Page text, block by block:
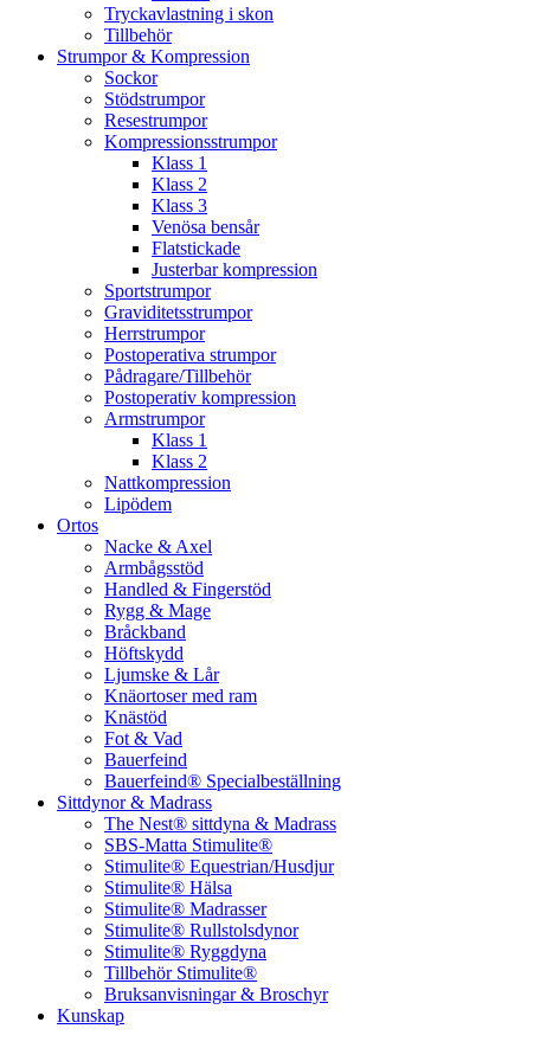
Tryckavlastning i skon
Tillbehör
Strumpor & Kompression
Sockor
Stödstrumpor
Resestrumpor
Kompressionsstrumpor
Klass 1
Klass 2
Klass 3
Venösa bensår
Flatstickade
Justerbar kompression
Sportstrumpor
Graviditetsstrumpor
Herrstrumpor
Postoperativa strumpor
Pådragare/Tillbehör
Postoperativ kompression
Armstrumpor
Klass 1
Klass 2
Nattkompression
Lipödem
Ortos
Nacke & Axel
Armbågsstöd
Handled & Fingerstöd
Rygg & Mage
Bråckband
Höftskydd
Ljumske & Lår
Knäortoser med ram
Knästöd
Fot & Vad
Bauerfeind
Bauerfeind® Specialbeställning
Sittdynor & Madrass
The Nest® sittdyna & Madrass
SBS-Matta Stimulite®
Stimulite® Equestrian/Husdjur
Stimulite® Hälsa
Stimulite® Madrasser
Stimulite® Rullstolsdynor
Stimulite® Ryggdyna
Tillbehör Stimulite®
Bruksanvisningar & Broschyr
Kunskap